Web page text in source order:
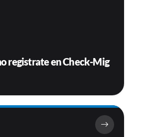
registrate en Check-Mig